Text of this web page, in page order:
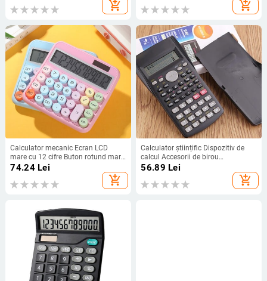
electronic
add_shopping_cart add_shopping_cart
Calculator mecanic Ecran LCD
mare cu 12 cifre Buton rotund mare
Ecran înclinat 15° Calculator drăguț
cu sursă de alimentare dublă color
bomboane
74.24Lei
add_shopping_cart
Calculator științific Dispozitiv de
calcul Accesorii de birou
multifuncționale pentru exterior
Dispozitiv de calcul cu design de
capac rezistent la praf
56.89 Lei
add_shopping_cart